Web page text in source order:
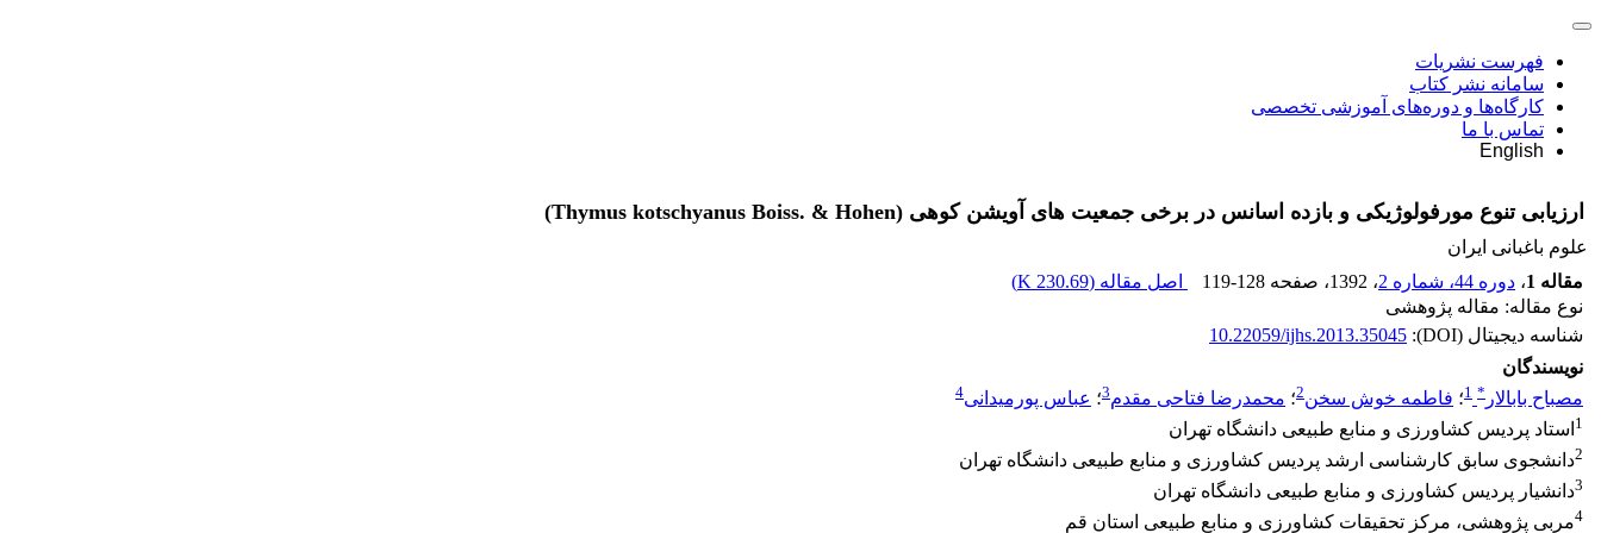
فهرست نشریات
سامانه نشر کتاب
کارگاه‌ها و دوره‌های آموزشی تخصصی
تماس با ما
English
ارزیابی تنوع مورفولوژیکی و بازده اسانس در برخی جمعیت های آویشن کوهی (Thymus kotschyanus Boiss. & Hohen)
علوم باغبانی ایران
مقاله 1
، دوره 44، شماره 2 ، 1392 ، صفحه 119-128 اصل مقاله (230.69 K
)
نوع مقاله: مقاله پژوهشی
شناسه دیجیتال (DOI):
10.22059/ijhs.2013.35045
نویسندگان
مصباح بابالار *
1؛ فاطمه خوش سخن2؛ محمدرضا فتاحی مقدم3؛ عباس پورمیدانی4
1 استاد پردیس کشاورزی و منابع طبیعی دانشگاه تهران
2دانشجوی سابق کارشناسی ارشد پردیس کشاورزی و منابع طبیعی دانشگاه تهران
3دانشیار پردیس کشاورزی و منابع طبیعی دانشگاه تهران
4مربی پژوهشی، مرکز تحقیقات کشاورزی و منابع طبیعی استان قم